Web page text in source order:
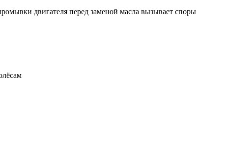
двигателя перед заменой масла вызывает споры